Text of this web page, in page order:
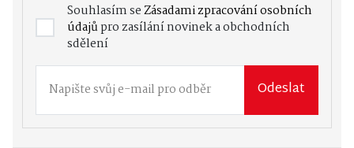
Souhlasím seZásadami zpracování osobních
údajůpro zasílání novinek a obchodních
sdělení
Odeslat